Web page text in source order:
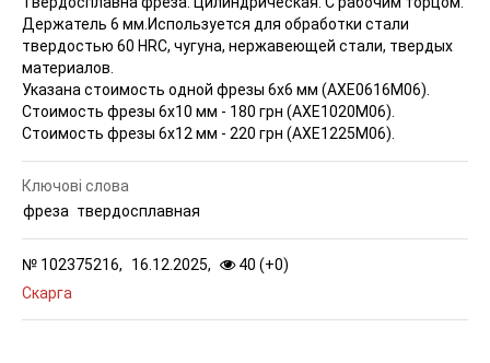
Держатель 6 мм.Используется для обработки стали
твердостью 60 HRC, чугуна, нержавеющей стали, твердых
материалов.
Указана стоимость одной фрезы 6x6 мм (АХЕ0616М06).
Стоимость фрезы 6x10 мм - 180 грн (АХЕ1020М06).
Стоимость фрезы 6x12 мм - 220 грн (АХЕ1225М06).
№ 102375216, 16.12.2025, 40 (+0)
Скарга
Ключові слова
фреза твердосплавная